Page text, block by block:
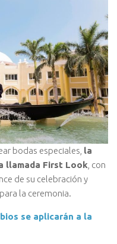
bodas especiales, la
llamada First Look , con
de su celebración y
la ceremonia.
se aplicarán a la